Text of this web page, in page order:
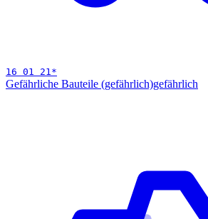
16 01 21*
Gefährliche Bauteile (gefährlich)gefährlich